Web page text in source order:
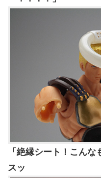
「絶縁シート！こんな
スッ